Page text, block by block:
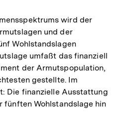
wird der
und der
Wohlstandslagen
umfaßt das finanziell
der Armutspopulation,
gestellte. Im
Die finanzielle Ausstattung
fünften Wohlstandslage hin